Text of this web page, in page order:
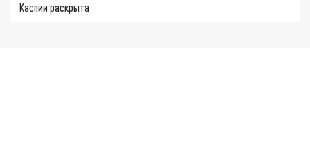
Каспии раскрыта